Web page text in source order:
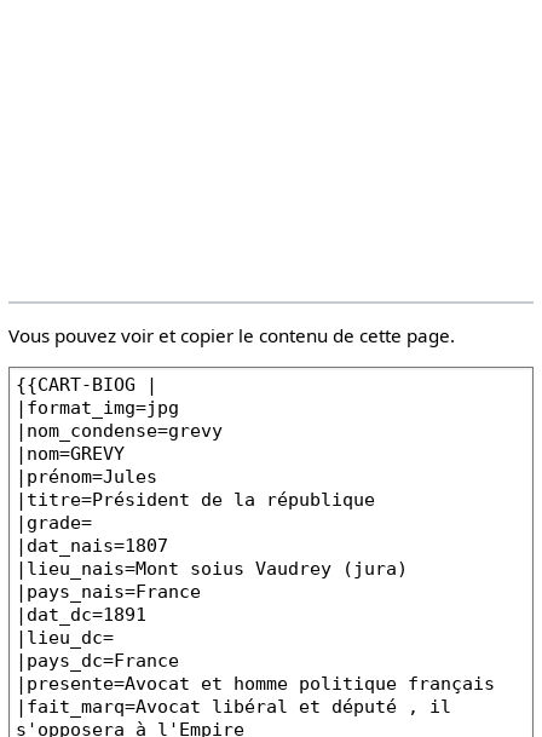
Vous pouvez voir et copier le contenu de cette page.